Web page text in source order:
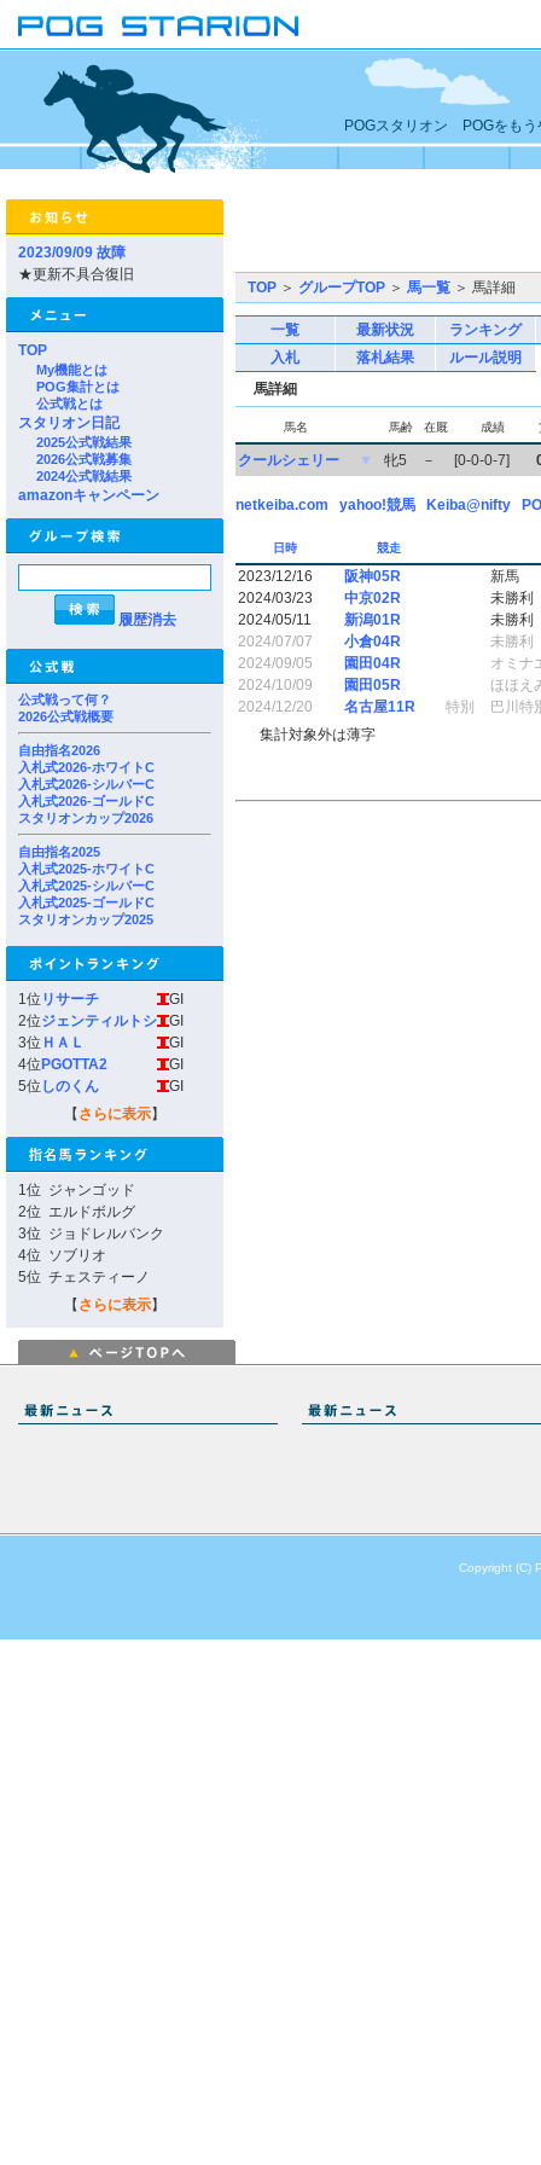
POGスタリオン POGをもう
2023/09/09 故障
★更新不具合復旧
TOP
My機能とは
POG集計とは
公式戦とは
スタリオン日記
2025公式戦結果
2026公式戦募集
2024公式戦結果
amazonキャンペーン
履歴消去
公式戦って何？
2026公式戦概要
自由指名2026
入札式2026-ホワイトC
入札式2026-シルバーC
入札式2026-ゴールドC
スタリオンカップ2026
自由指名2025
入札式2025-ホワイトC
入札式2025-シルバーC
入札式2025-ゴールドC
スタリオンカップ2025
1位 リサーチ
GI
2位ジェンティルトシ
GI
3位 ＨＡＬ
GI
4位 PGOTTA2
GI
5位 しのくん
GI
【 さらに表示】
1位 ジャンゴッド
2位 エルドボルグ
3位 ジョドレルバンク
4位 ソブリオ
5位 チェスティーノ
【 さらに表示】
TOP ＞ グループTOP ＞ 馬一覧 ＞ 馬詳細
一覧 最新状況
ランキング
入札
落札結果
ルール説明
馬詳細
馬名 馬齢 在厩 成績
クールシェリー ▼ 牝5 － [0-0-0-7]
netkeiba.com yahoo!競馬 Keiba@nifty
日時 競走
2023/12/16 阪神05R
新馬
2024/03/23
中京02R
未勝利
2024/05/11
新潟01R
未勝利
2024/07/07
小倉04R
未勝利
2024/09/05
園田04R
オミナ
2024/10/09
園田05R
ほほえ
2024/12/20
名古屋11R 特別
巴川
集計対象外は薄字
Copyright (C)